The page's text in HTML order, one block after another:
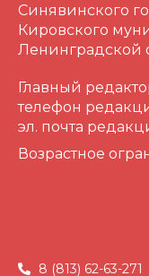
Синявинского
Кировского
Ленинградской
Главный
телефон
эл. почта
Возрастное
8 (813) 62-63-271